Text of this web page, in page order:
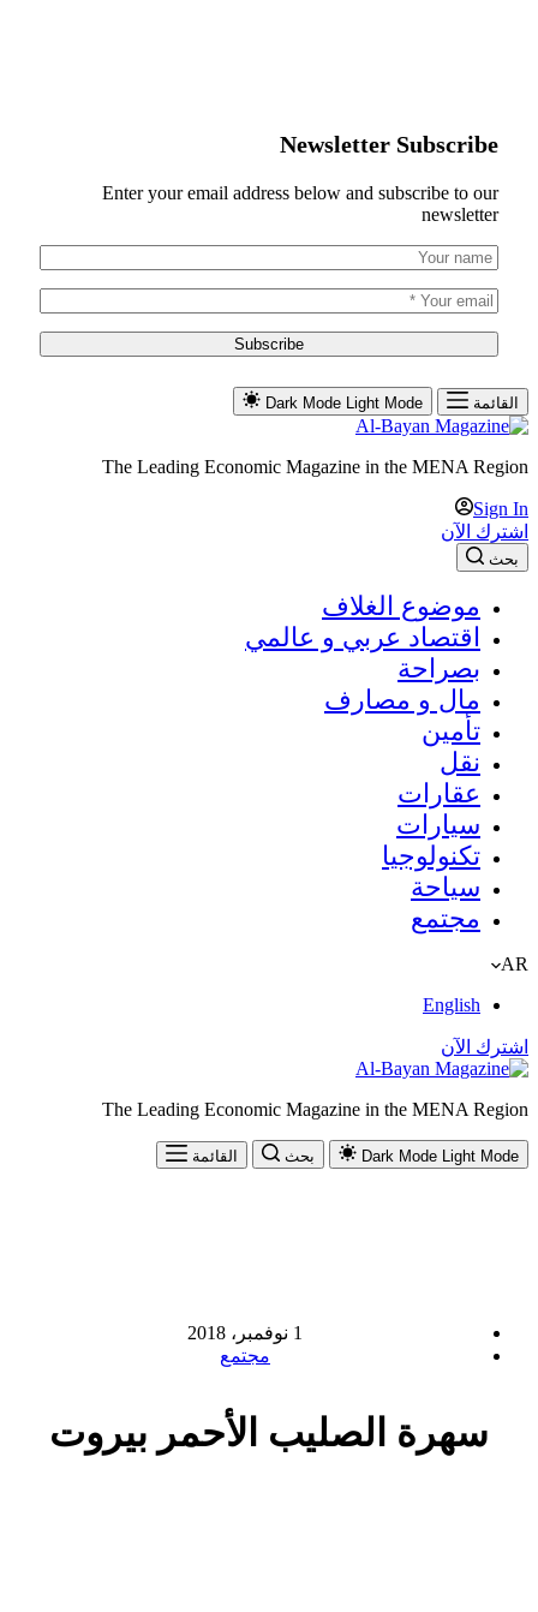
Newsletter Subscribe
Enter your email address below and subscribe to our
newsletter
Subscribe
القائمة Dark Mode Light Mode
The Leading Economic Magazine in the MENA Region
Sign In
اشترك الآن
بحث
موضوع الغلاف
اقتصاد عربي و عالمي
بصراحة
مال و مصارف
تأمين
نقل
عقارات
سيارات
تكنولوجيا
سياحة
مجتمع
AR
English
اشترك الآن
The Leading Economic Magazine in the MENA Region
Dark Mode Light Mode بحث القائمة
1 نوفمبر، 2018
مجتمع
سهرة الصليب الأحمر بيروت